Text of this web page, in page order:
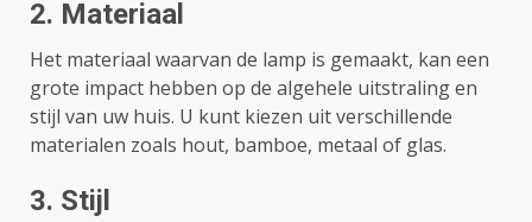
2. Materiaal
Het materiaal waarvan de lamp is gemaakt, kan een
grote impact hebben op de algehele uitstraling en
stijl van uw huis. U kunt kiezen uit verschillende
materialen zoals hout, bamboe, metaal of glas.
3. Stijl